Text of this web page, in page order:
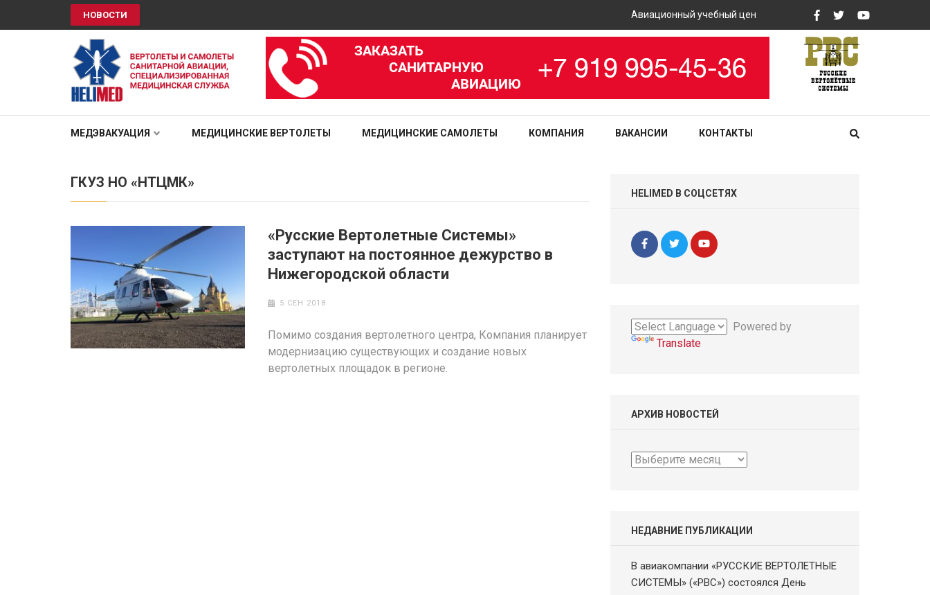
НОВОСТИ Авиационный учебный центр «РВС» закупит вертолетные
HELIMED
МЕДЭВАКУАЦИЯ МЕДИЦИНСКИЕ ВЕРТОЛЕТЫ МЕДИЦИНСКИЕ САМОЛЕТЫ КОМПАНИЯ ВАКАНСИИ КОНТАКТЫ
ГКУЗ НО «НТЦМК»
«Русские Вертолетные Системы»
заступают на постоянное дежурство в
Нижегородской области
5 СЕН 2018
Помимо создания вертолетного центра, Компания планирует
модернизацию существующих и создание новых
вертолетных площадок в регионе.
HELIMED В СОЦСЕТЯХ
Powered by
Translate
АРХИВ НОВОСТЕЙ
Архив
НЕДАВНИЕ ПУБЛИКАЦИИ
В авиакомпании «РУССКИЕ ВЕРТОЛЕТНЫЕ
СИСТЕМЫ» («РВС») состоялся День